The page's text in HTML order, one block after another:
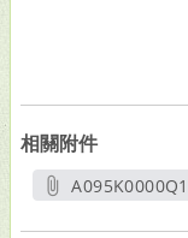
相關附件